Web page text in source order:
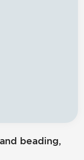
beading,